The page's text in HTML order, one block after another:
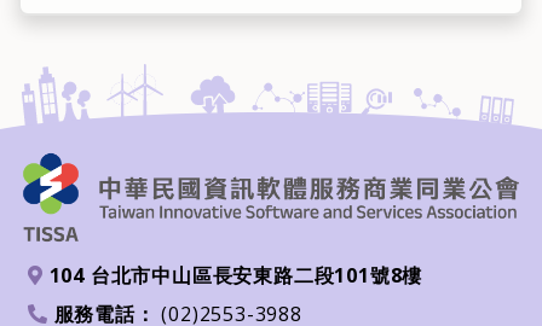
地址
104 台北市中山區長安東路二段101號8樓
電話
服務電話： (02)2553-3988